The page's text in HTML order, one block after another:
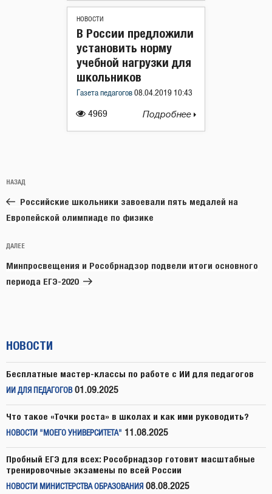
НОВОСТИ
4969
В России предложили
установить норму
учебной нагрузки для
школьников
Газета педагогов 08.04.2019 10:43
Подробнее
по
записям
Предыдущая
запись:
НАЗАД
Российские школьники завоевали пять медалей на
Европейской олимпиаде по физике
Следующая
запись
ДАЛЕЕ
Минпросвещения и Рособрнадзор подвели итоги основного
периода ЕГЭ-2020
НОВОСТИ
Бесплатные мастер-классы по работе с ИИ для педагогов
ИИ ДЛЯ ПЕДАГОГОВ 01.09.2025
Что такое «Точки роста» в школах и как ими руководить?
НОВОСТИ "МОЕГО УНИВЕРСИТЕТА" 11.08.2025
Пробный ЕГЭ для всех: Рособрнадзор готовит масштабные
тренировочные экзамены по всей России
НОВОСТИ МИНИСТЕРСТВА ОБРАЗОВАНИЯ 08.08.2025